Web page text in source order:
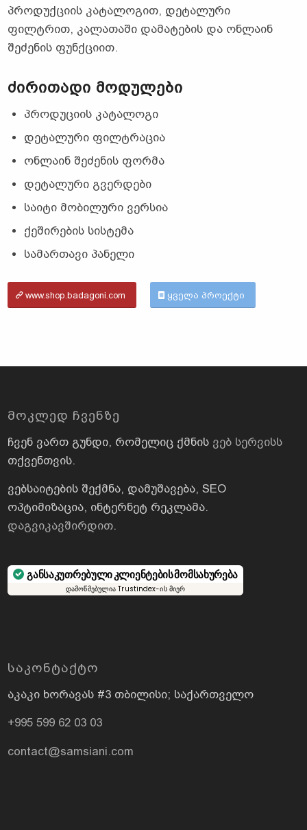
პროდუქციის კატალოგით, დეტალური
ფილტრით, კალათაში დამატების და ონლაინ
შეძენის ფუნქციით.
ᲫᲘᲠᲘᲗᲐᲓᲘ ᲛᲝᲓᲣᲚᲔᲑᲘ
პროდუციის კატალოგი
დეტალური ფილტრაცია
ონლაინ შეძენის ფორმა
დეტალური გვერდები
საიტი მობილური ვერსია
ქეშირების სისტემა
სამართავი პანელი
www.shop.badagoni.com ყველა პროექტი
ᲛᲝᲙᲚᲔᲓ ᲩᲕᲔᲜᲖᲔ
ჩვენ ვართ გუნდი, რომელიც ქმნის ვებ სერვისს
თქვენთვის.
ვებსაიტების შექმნა, დამუშავება, SEO
ოპტიმიზაცია, ინტერნეტ რეკლამა.
დაგვიკავშირდით.
განსაკუთრებული კლიენტების მომსახურება
დამოწმებულია Trustindex-ის მიერ
ᲡᲐᲙᲝᲜᲢᲐᲥᲢᲝ
აკაკი ხორავას #3 თბილისი; საქართველო
+995 599 62 03 03
contact@samsiani.com